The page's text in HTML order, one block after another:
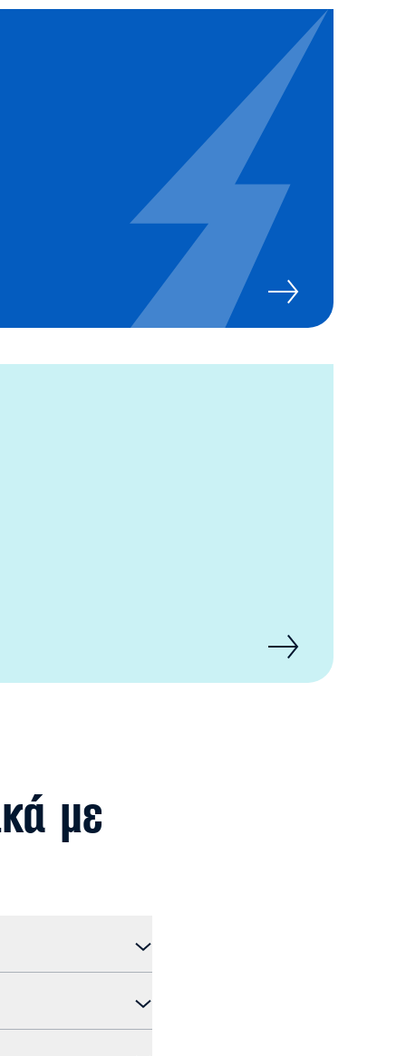
με